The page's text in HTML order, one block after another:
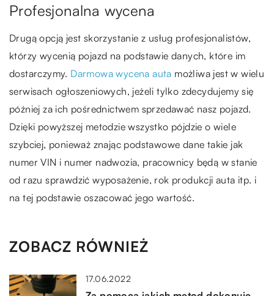
Profesjonalna wycena
Drugą opcją jest skorzystanie z usług profesjonalistów,
którzy wycenią pojazd na podstawie danych, które im
dostarczymy. Darmowa wycena auta możliwa jest w wielu
serwisach ogłoszeniowych, jeżeli tylko zdecydujemy się
później za ich pośrednictwem sprzedawać nasz pojazd.
Dzięki powyższej metodzie wszystko pójdzie o wiele
szybciej, ponieważ znając podstawowe dane takie jak
numer VIN i numer nadwozia, pracownicy będą w stanie
od razu sprawdzić wyposażenie, rok produkcji auta itp. i
na tej podstawie oszacować jego wartość.
ZOBACZ RÓWNIEŻ
17.06.2022